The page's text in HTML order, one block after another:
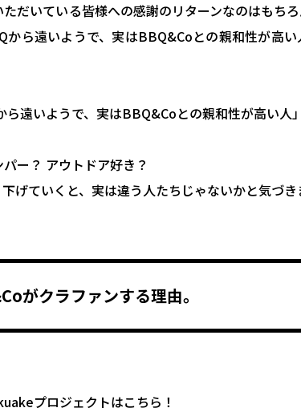
ただいている皆様への感謝のリターンなのはもち
から遠いようで、実はBBQ&Coとの親和性が高
ら遠いようで、実はBBQ&Coとの親和性が高い人
ー？ アウトドア好き？
げていくと、実は違う人たちじゃないかと気づき
がクラファンする理由。
プロジェクトはこちら！